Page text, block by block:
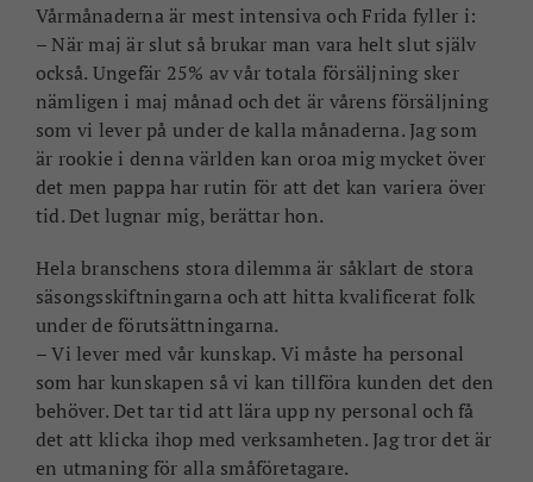
Vårmånaderna är mest intensiva och Frida fyller i:
– När maj är slut så brukar man vara helt slut själv
också. Ungefär 25% av vår totala försäljning sker
nämligen i maj månad och det är vårens försäljning
som vi lever på under de kalla månaderna. Jag som
är rookie i denna världen kan oroa mig mycket över
det men pappa har rutin för att det kan variera över
tid. Det lugnar mig, berättar hon.
Hela branschens stora dilemma är såklart de stora
säsongsskiftningarna och att hitta kvalificerat folk
under de förutsättningarna.
– Vi lever med vår kunskap. Vi måste ha personal
som har kunskapen så vi kan tillföra kunden det den
behöver. Det tar tid att lära upp ny personal och få
det att klicka ihop med verksamheten. Jag tror det är
en utmaning för alla småföretagare.